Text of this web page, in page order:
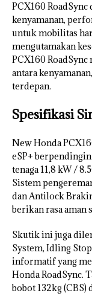
PCX160
kenyamanan,
untuk mobilitas
mengutamakan
PCX160
antara
terdepan.
Spesifikasi
New Honda
eSP+
tenaga 11,8 kW /
Sistem
dan Antilock
berikan rasa aman
Skutik ini juga
System, Idling
informatif yang
Honda RoadSync.
bobot 132kg (CBS)